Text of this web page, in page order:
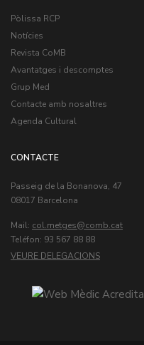
Pòlissa RCP
Notícies
Revista CoMB
Avantatges i descomptes
Grup Med
Contacte amb nosaltres
Agenda Cultural
CONTACTE
Passeig de la Bonanova, 47
08017 Barcelona
Mail: col.metges
Teléfon: 93 567 88 88
VEURE DELEGACIONS